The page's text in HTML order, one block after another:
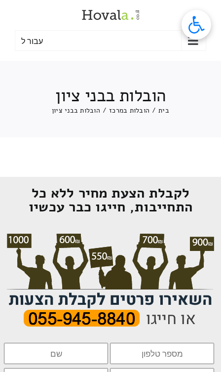
עבור ל
הובלות בבני ציון
בית / הובלות במרכז / הובלות בבני ציון
לקבלת הצעת מחיר ללא כל
התחייבות, חייגו כבר עכשיו